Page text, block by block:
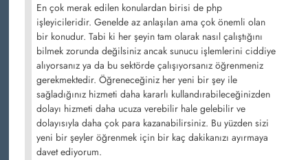
En çok merak edilen konulardan birisi de php
işleyicileridir. Genelde az anlaşılan ama çok önemli olan
bir konudur. Tabi ki her şeyin tam olarak nasıl çalıştığını
bilmek zorunda değilsiniz ancak sunucu işlemlerini ciddiye
alıyorsanız ya da bu sektörde çalışıyorsanız öğrenmeniz
gerekmektedir. Öğreneceğiniz her yeni bir şey ile
sağladığınız hizmeti daha kararlı kullandırabileceğinizden
dolayı hizmeti daha ucuza verebilir hale gelebilir ve
dolayısıyla daha çok para kazanabilirsiniz. Bu yüzden sizi
yeni bir şeyler öğrenmek için bir kaç dakikanızı ayırmaya
davet ediyorum.